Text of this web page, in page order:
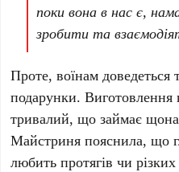
поки вона в нас є,
зробити та
Проте, воїнам доведеться
подарунки.
тривалий, що займає
Майстриня пояснила, що
любить протягів чи